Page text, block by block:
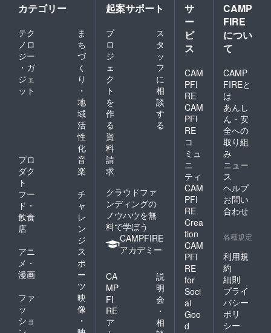
カテゴリー
テク
ノロ
ジー
・ガ
ジェ
ット
ま
ち
づ
く
り
・
地
域
活
性
化
プロ
ダク
ト
音
楽
フー
ド・
飲食
店
チ
ャ
レ
ン
ジ
アニ
メ・
漫画
ス
ポ
ー
ツ
ファ
ッ
ショ
映
像
・
起案サポート
プ
ロ
ジ
ェ
ク
ト
を
作
る
ス
タ
ッ
フ
に
相
談
す
る
資
料
請
求
クラウドファ
ンディングの
ノウハウを無
料で学ぼう
CAMPFIRE
アカデミー
CA
MP
FI
RE
ア
説
明
会
・
相
サ
ー
ビ
ス
CAM
PFI
RE
CAM
PFI
RE
コ
ミュ
ニ
ティ
CAM
PFI
RE
Crea
tion
CAM
PFI
RE
for
Soci
al
Goo
d
CAMP
FIRE
につい
て
CAMP
FIREと
は
あんし
ん・安
全への
取り組
み
ニュー
ス
ヘルプ
お問い
合わせ
各種規定
利用規
約
細則
プライ
バシー
ポリ
シー